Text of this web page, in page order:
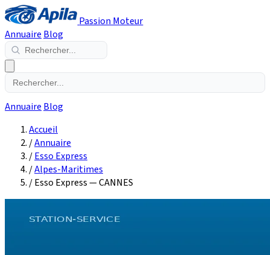
Passion Moteur
Annuaire Blog
Annuaire Blog
Accueil
/Annuaire
/Esso Express
/Alpes-Maritimes
/Esso Express — CANNES